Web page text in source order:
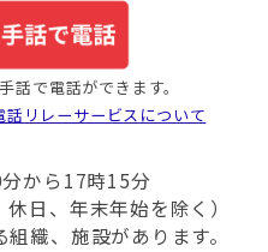
話で電話ができます。
話リレーサービスについて
から17時15分
日、年末年始を除く）
織、施設があります。